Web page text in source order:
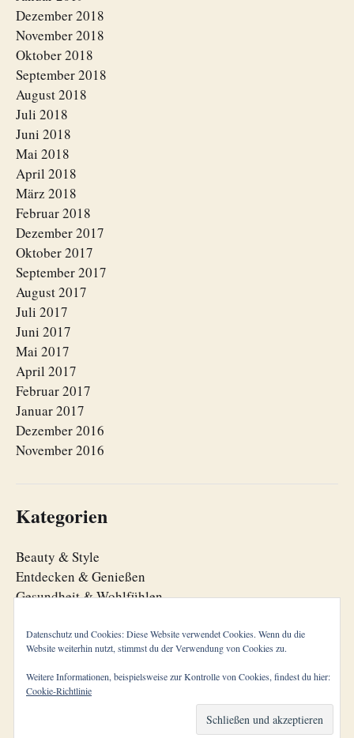
Dezember 2018
November 2018
Oktober 2018
September 2018
August 2018
Juli 2018
Juni 2018
Mai 2018
April 2018
März 2018
Februar 2018
Dezember 2017
Oktober 2017
September 2017
August 2017
Juli 2017
Juni 2017
Mai 2017
April 2017
Februar 2017
Januar 2017
Dezember 2016
November 2016
Kategorien
Beauty & Style
Entdecken & Genießen
Gesundheit & Wohlfühlen
Lebensorganisation
Zeitgeist
Theme vonAnders Norén
Datenschutz und Cookies: Diese Website verwendet Cookies. Wenn du die
Website weiterhin nutzt, stimmst du der Verwendung von Cookies zu.
Weitere Informationen, beispielsweise zur Kontrolle von Cookies, findest du hier:
Cookie-Richtlinie